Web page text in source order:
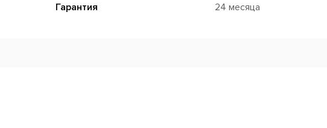
Гарантия
24 месяца